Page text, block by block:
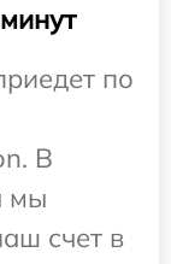
по
В
мы
счет в